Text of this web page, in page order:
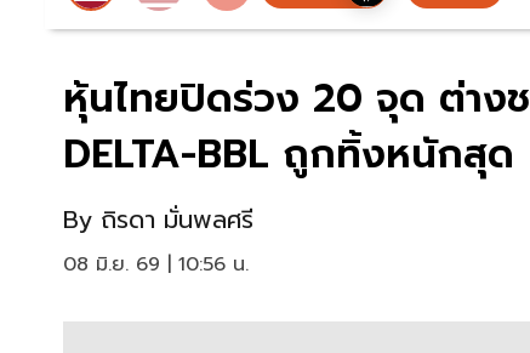
หุ้นไทยปิดร่วง 20 จุด ต่าง
DELTA-BBL ถูกทิ้งหนักสุด
By ถิรดา มั่นพลศรี
08 มิ.ย. 69 | 10:56 น.